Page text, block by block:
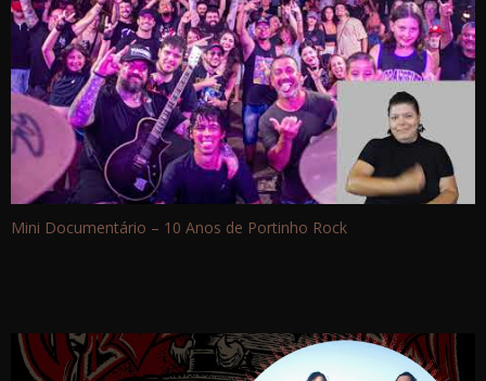
Mini Documentário – 10 Anos de Portinho Rock